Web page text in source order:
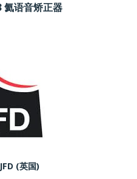
氦语音矫正器
(英国)